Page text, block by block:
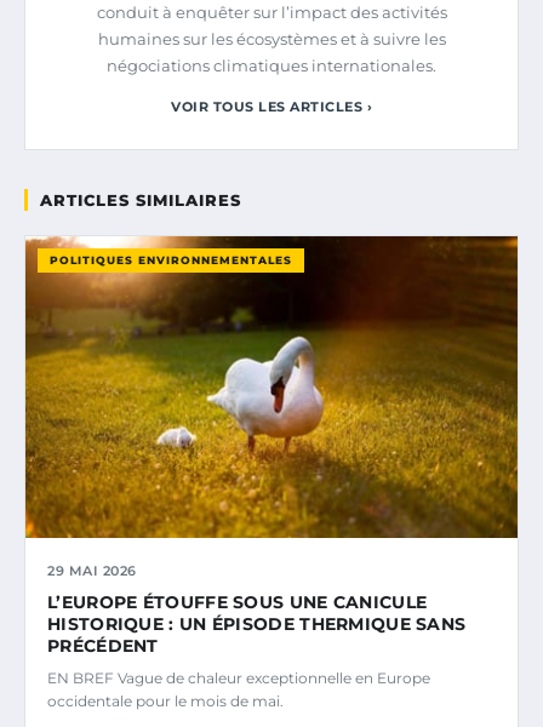
conduit à enquêter sur l’impact des activités
humaines sur les écosystèmes et à suivre les
négociations climatiques internationales.
VOIR TOUS LES ARTICLES ›
ARTICLES SIMILAIRES
POLITIQUES ENVIRONNEMENTALES
29 MAI 2026
L’EUROPE ÉTOUFFE SOUS UNE CANICULE
HISTORIQUE : UN ÉPISODE THERMIQUE SANS
PRÉCÉDENT
EN BREF Vague de chaleur exceptionnelle en Europe
occidentale pour le mois de mai.